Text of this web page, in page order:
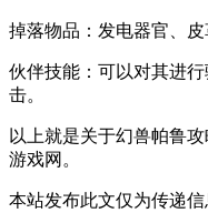
掉落物品：发电器官、皮
伙伴技能：可以对其进
击。
以上就是关于幻兽帕鲁
游戏网。
本站发布此文仅为传递